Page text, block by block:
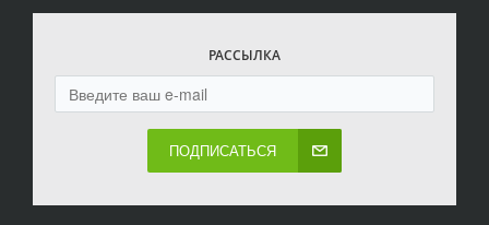
РАССЫЛКА
ПОДПИСАТЬСЯ